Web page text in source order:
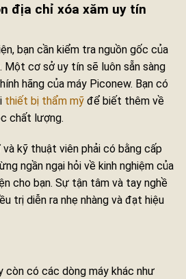
địa chỉ xóa xăm uy tín
bạn cần kiểm tra nguồn gốc của
Một cơ sở uy tín sẽ luôn sẵn sàng
hãng của máy Piconew. Bạn có
thiết bị thẩm mỹ để biết thêm về
chất lượng.
và kỹ thuật viên phải có bằng cấp
ngần ngại hỏi về kinh nghiệm của
cho bạn. Sự tận tâm và tay nghề
trị diễn ra nhẹ nhàng và đạt hiệu
còn có các dòng máy khác như